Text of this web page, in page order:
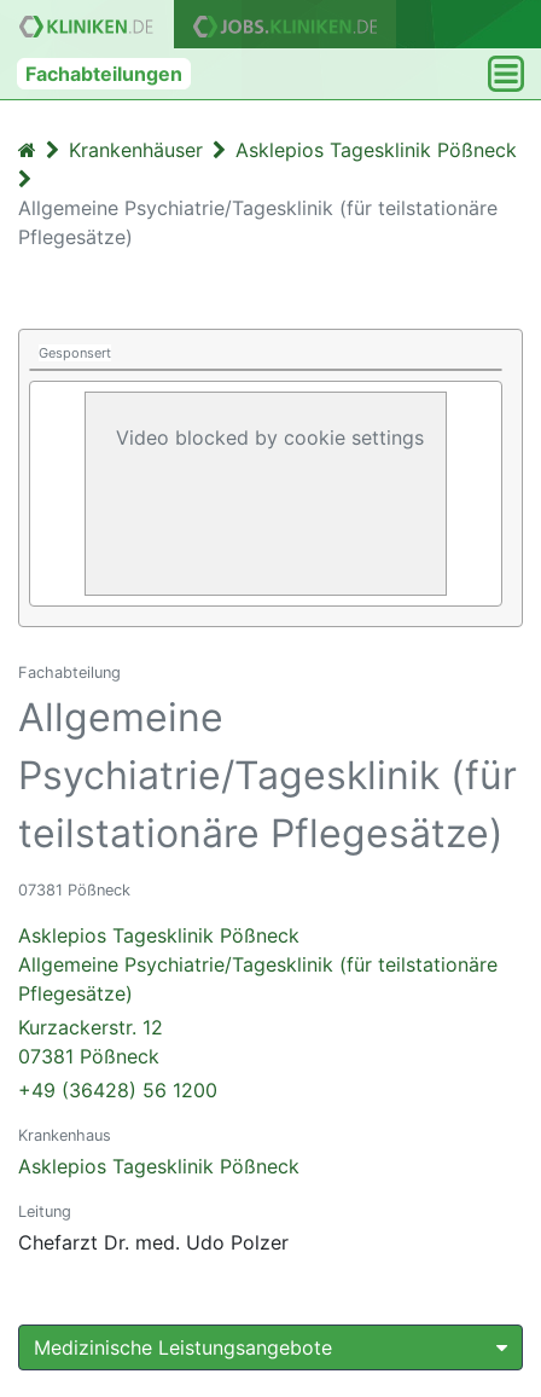
Fachabteilungen
Krankenhäuser Asklepios Tagesklinik Pößneck
Allgemeine Psychiatrie/Tagesklinik (für teilstationäre
Pflegesätze)
Gesponsert
Video blocked by cookie settings
Fachabteilung
Allgemeine
Psychiatrie/Tagesklinik (für
teilstationäre Pflegesätze)
07381 Pößneck
Asklepios Tagesklinik Pößneck
Allgemeine Psychiatrie/Tagesklinik (für teilstationäre
Pflegesätze)
Kurzackerstr. 12
07381 Pößneck
+49 (36428) 56 1200
Krankenhaus
Asklepios Tagesklinik Pößneck
Leitung
Chefarzt Dr. med. Udo Polzer
Medizinische Leistungsangebote